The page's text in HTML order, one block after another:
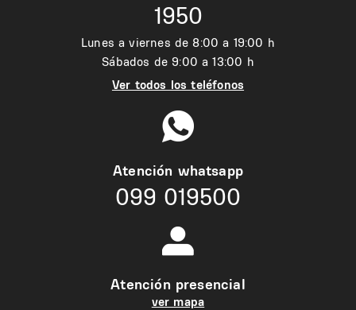
1950
Lunes a viernes de 8:00 a 19:00 h
Sábados de 9:00 a 13:00 h
Ver todos los teléfonos
Atención whatsapp
099 019500
Atención presencial
ver mapa